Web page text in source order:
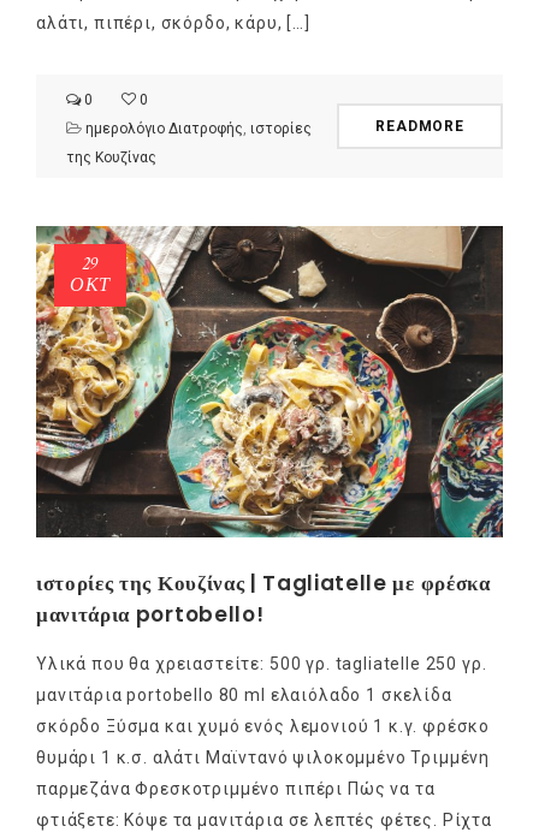
αλάτι, πιπέρι, σκόρδο, κάρυ, […]
0
0
ημερολόγιο Διατροφής, ιστορίες
της Κουζίνας
READMORE
29
ΟΚΤ
ιστορίες της Κουζίνας | Tagliatelle με φρέσκα
μανιτάρια portobello!
Υλικά που θα χρειαστείτε: 500 γρ. tagliatelle 250 γρ.
μανιτάρια portobello 80 ml ελαιόλαδο 1 σκελίδα
σκόρδο Ξύσμα και χυμό ενός λεμονιού 1 κ.γ. φρέσκο
θυμάρι 1 κ.σ. αλάτι Μαϊντανό ψιλοκομμένο Τριμμένη
παρμεζάνα Φρεσκοτριμμένο πιπέρι Πώς να τα
φτιάξετε: Κόψε τα μανιτάρια σε λεπτές φέτες. Ρίχτα
NEWSLETTER
Get ti
mel
y updates
fro
m
your favorite
products